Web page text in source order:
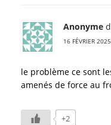
Anonyme
16 FÉVRIER
le problème ce sont
amenés de force au
+2